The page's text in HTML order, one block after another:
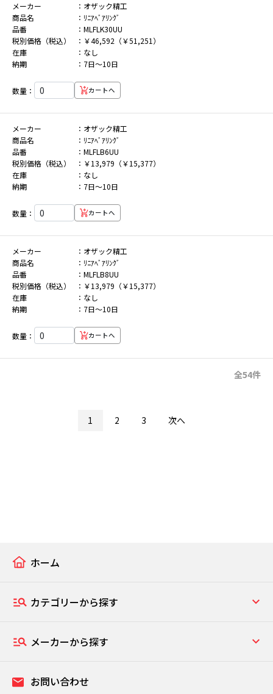
メーカー
オザック精工
商品名
ﾘﾆｱﾍﾞｱﾘﾝｸﾞ
品番
MLFLK30UU
税別価格（税込）
￥46,592（￥51,251）
在庫
なし
納期
7日～10日
数量： カートへ
メーカー
オザック精工
商品名
ﾘﾆｱﾍﾞｱﾘﾝｸﾞ
品番
MLFLB6UU
税別価格（税込）
￥13,979（￥15,377）
在庫
なし
納期
7日～10日
数量： カートへ
メーカー
オザック精工
商品名
ﾘﾆｱﾍﾞｱﾘﾝｸﾞ
品番
MLFLB8UU
税別価格（税込）
￥13,979（￥15,377）
在庫
なし
納期
7日～10日
数量： カートへ
全54件
1 2 3 次へ
ホーム
カテゴリーから探す
メーカーから探す
お問い合わせ